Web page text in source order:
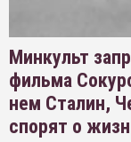
Минкульт
фильма
нем Сталин,
спорят о